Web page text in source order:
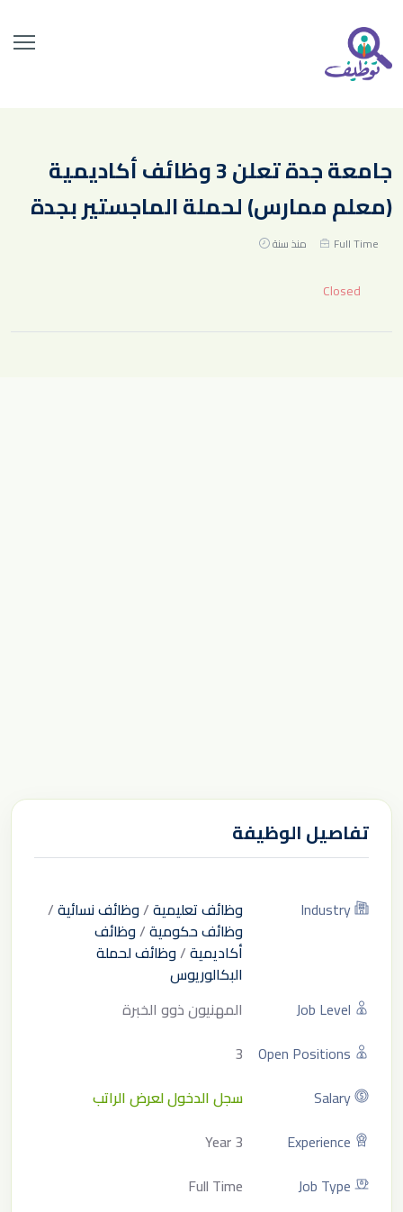
جامعة جدة تعلن 3 وظائف أكاديمية
(معلم ممارس) لحملة الماجستير بجدة
Full Time منذ سنة
Closed
تفاصيل الوظيفة
Industry وظائف تعليمية/وظائف نسائية/
وظائف حكومية/وظائف
أكاديمية/وظائف لحملة
البكالوريوس
Job Level
المهنيون ذوو الخبرة
Open Positions
3
Salary
سجل الدخول لعرض الراتب
Experience
3 Year
Job Type
Full Time